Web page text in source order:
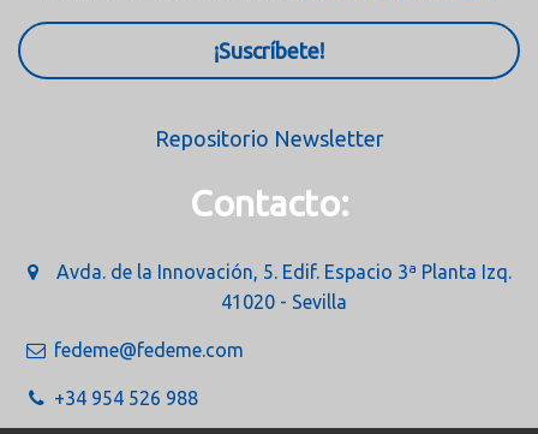
¡Suscríbete!
Repositorio Newsletter
Contacto:
Avda. de la Innovación, 5. Edif. Espacio 3ª Planta Izq.
41020 - Sevilla
fedeme@fedeme.com
+34 954 526 988